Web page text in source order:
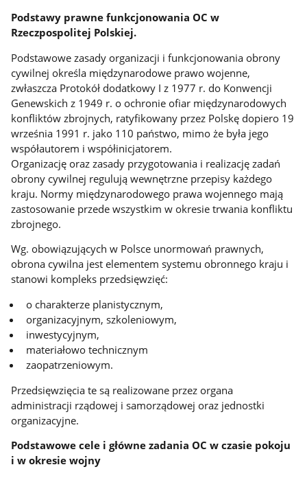
Podstawy prawne funkcjonowania OC w
Rzeczpospolitej Polskiej.
Podstawowe zasady organizacji i funkcjonowania obrony
cywilnej określa międzynarodowe prawo wojenne,
zwłaszcza Protokół dodatkowy I z 1977 r. do Konwencji
Genewskich z 1949 r. o ochronie ofiar międzynarodowych
konfliktów zbrojnych, ratyfikowany przez Polskę dopiero 19
września 1991 r. jako 110 państwo, mimo że była jego
współautorem i współinicjatorem.
Organizację oraz zasady przygotowania i realizację zadań
obrony cywilnej regulują wewnętrzne przepisy każdego
kraju. Normy międzynarodowego prawa wojennego mają
zastosowanie przede wszystkim w okresie trwania konfliktu
zbrojnego.
Wg. obowiązujących w Polsce unormowań prawnych,
obrona cywilna jest elementem systemu obronnego kraju i
stanowi kompleks przedsięwzięć:
o charakterze planistycznym,
organizacyjnym, szkoleniowym,
inwestycyjnym,
materiałowo technicznym
zaopatrzeniowym.
Przedsięwzięcia te są realizowane przez organa
administracji rządowej i samorządowej oraz jednostki
organizacyjne.
Podstawowe cele i główne zadania OC w czasie pokoju
i w okresie wojny